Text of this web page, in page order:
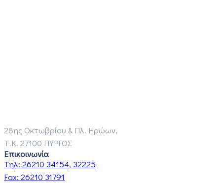
28ης Οκτωβρίου & Πλ. Ηρώων,
Τ.Κ. 27100 ΠΥΡΓΟΣ
Επικοινωνία
Τηλ: 26210 34154, 32225
Fax: 26210 31791